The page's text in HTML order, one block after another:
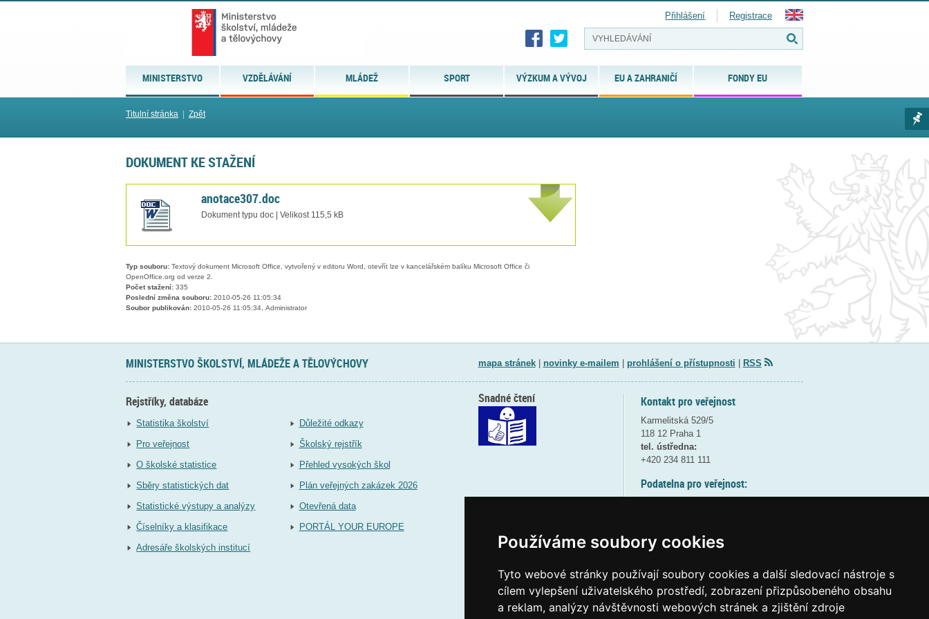
Používáme soubory cookies
Tyto webové stránky používají soubory cookies a další sledovací nástroje s
cílem vylepšení uživatelského prostředí, zobrazení přizpůsobeného obsahu
a reklam, analýzy návštěvnosti webových stránek a zjištění zdroje
MINISTERSTVO VZDĚLÁVÁNÍ MLÁDEŽ SPORT VÝZKUM A VÝVOJ EU A ZAHRANIČÍ FONDY EU
Přihlášení Registrace
Titulní stránka Zpět
DOKUMENT KE STAŽENÍ
anotace307.doc
Dokument typu doc | Velikost 115,5 kB
Typ souboru: Textový dokument Microsoft Office, vytvořený v editoru Word, otevřít lze v kancelářském balíku Microsoft Office či
OpenOffice.org od verze 2.
Počet stažení: 335
Poslední změna souboru: 2010-05-26 11:05:34
Soubor publikován: 2010-05-26 11:05:34, Administrator
MINISTERSTVO ŠKOLSTVÍ, MLÁDEŽE A TĚLOVÝCHOVY mapa stránek| novinky e-mailem prohlášení o přístupnosti RSS
Rejstříky, databáze
Statistika školství
Pro veřejnost
O školské statistice
Sběry statistických dat
Statistické výstupy a analýzy
Číselníky a klasifikace
Adresáře školských institucí
Důležité odkazy
Školský rejstřík
Přehled vysokých škol
Plán veřejných zakázek 2026
Otevřená data
PORTÁL YOUR EUROPE
Kontakt pro veřejnost
Karmelitská 529/5
118 12 Praha 1
tel. ústředna:
+420 234 811 111
Podatelna pro veřejnost:
(více informací
Elektronická podatelna:
posta@msmtgov cz
Snadné čtení